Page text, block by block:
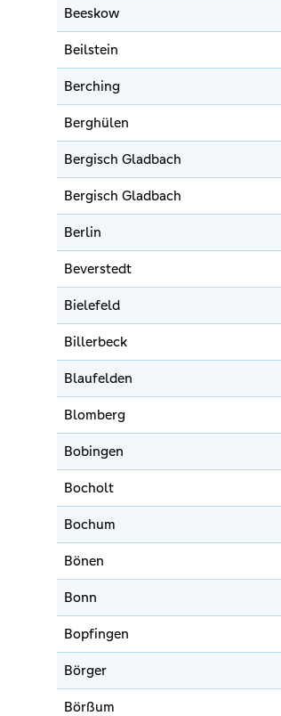
Beeskow
Beilstein
Berching
Berghülen
Bergisch Gladbach
Bergisch Gladbach
Berlin
Beverstedt
Bielefeld
Billerbeck
Blaufelden
Blomberg
Bobingen
Bocholt
Bochum
Bönen
Bonn
Bopfingen
Börger
Börßum